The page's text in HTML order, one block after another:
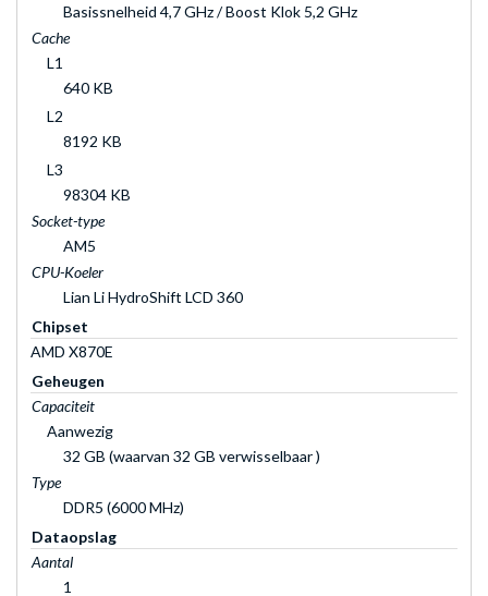
Basissnelheid 4,7 GHz / Boost Klok 5,2 GHz
Cache
L1
640 KB
L2
8192 KB
L3
98304 KB
Socket-type
AM5
CPU-Koeler
Lian Li HydroShift LCD 360
Chipset
AMD X870E
Geheugen
Capaciteit
Aanwezig
32 GB (waarvan 32 GB verwisselbaar )
Type
DDR5 (6000 MHz)
Dataopslag
Aantal
1